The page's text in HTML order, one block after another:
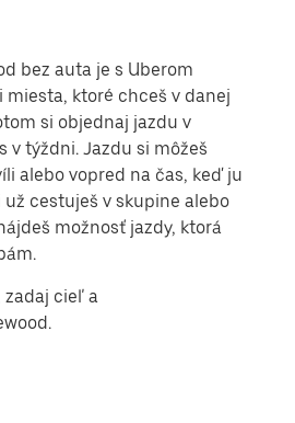
bez auta je s Uberom
miesta, ktoré chceš v danej
si objednaj jazdu v
v týždni. Jazdu si môžeš
alebo vopred na čas, keď ju
cestuješ v skupine alebo
možnosť jazdy, ktorá
zadaj cieľ a